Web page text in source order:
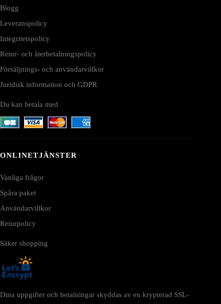
Blogg
Leveranspolicy
Integritetspolicy
Retur- och återbetalningspolicy
Försäljnings- och användarvillkor
Juridisk information och GDPR
Du kan betala med
ONLINETJÄNSTER
Vanliga frågor
Spåra paket
Användarvillkor
Returpolicy
Säker shopping
Dina uppgifter och betalningar skyddas av en krypterad SSL-